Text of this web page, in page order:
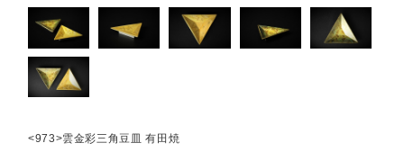
<973>雲金彩三角豆皿 有田焼